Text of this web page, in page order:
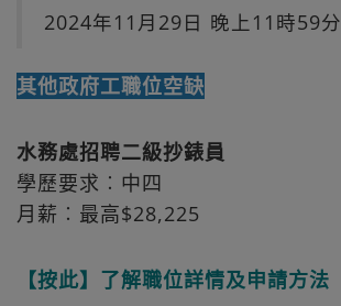
2024年11月29日 晚上11時59分
其他政府工職位空缺
水務處招聘二級抄錶員
學歷要求︰中四
月薪︰最高$28,225
【按此】了解職位詳情及申請方法